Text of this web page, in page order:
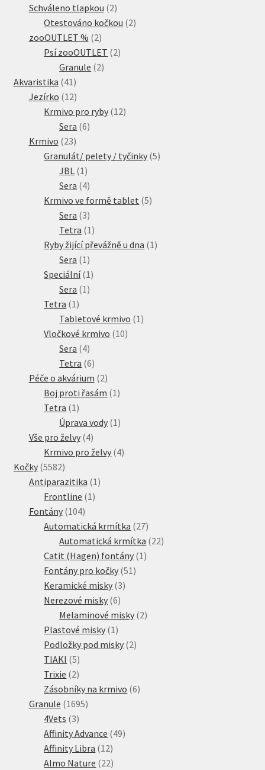
produkty
Schváleno tlapkou 22
produkty
Otestováno kočkou 22
zooOUTLET % 22
produkty
Psí zooOUTLET 22
Granule 22
Akvaristika 41 41
produktů
Jezírko 1212
produktů
Krmivo pro ryby 1212
Sera 66
Krmivo 2323
produktů
Granulát/ pelety / tyčinky 55
JBL 1 1
produkt
Sera 44
produkty
Krmivo ve formě tablet 55
Sera 33
produkty
Tetra 1 1
produkt
Ryby žijící převážně u dna 1 1
Sera 1 1
produkt
Speciální 1 1
Sera 1 1
Tetra 1 1
produkt
Tabletové krmivo 1 1
Vločkové krmivo 1010
Sera 44
produkty
Tetra 66
produktů
Péče o akvárium 22
produkty
Boj proti řasám 1 1
Tetra 1 1
produkt
Úprava vody 1 1
Vše pro želvy 44
produkty
Krmivo pro želvy 44
Kočky 55825582
produktů
Antiparazitika 1 1
Frontline 1 1
Fontány 104104
produktů
Automatická krmítka 2727
produktů
Automatická krmítka 2222
Catit (Hagen) fontány 1 1
Fontány pro kočky 51 51
Keramické misky 33
Nerezové misky 66
produktů
Melaminové misky 22
Plastové misky 1 1
produkt
Podložky pod misky 22
TIAKI 55
produktů
Trixie 22
produkty
Zásobníky na krmivo 66
Granule 16951695
4Vets 33
produkty
Affinity Advance 4949
Affinity Libra 1212
produktů
Almo Nature 2222